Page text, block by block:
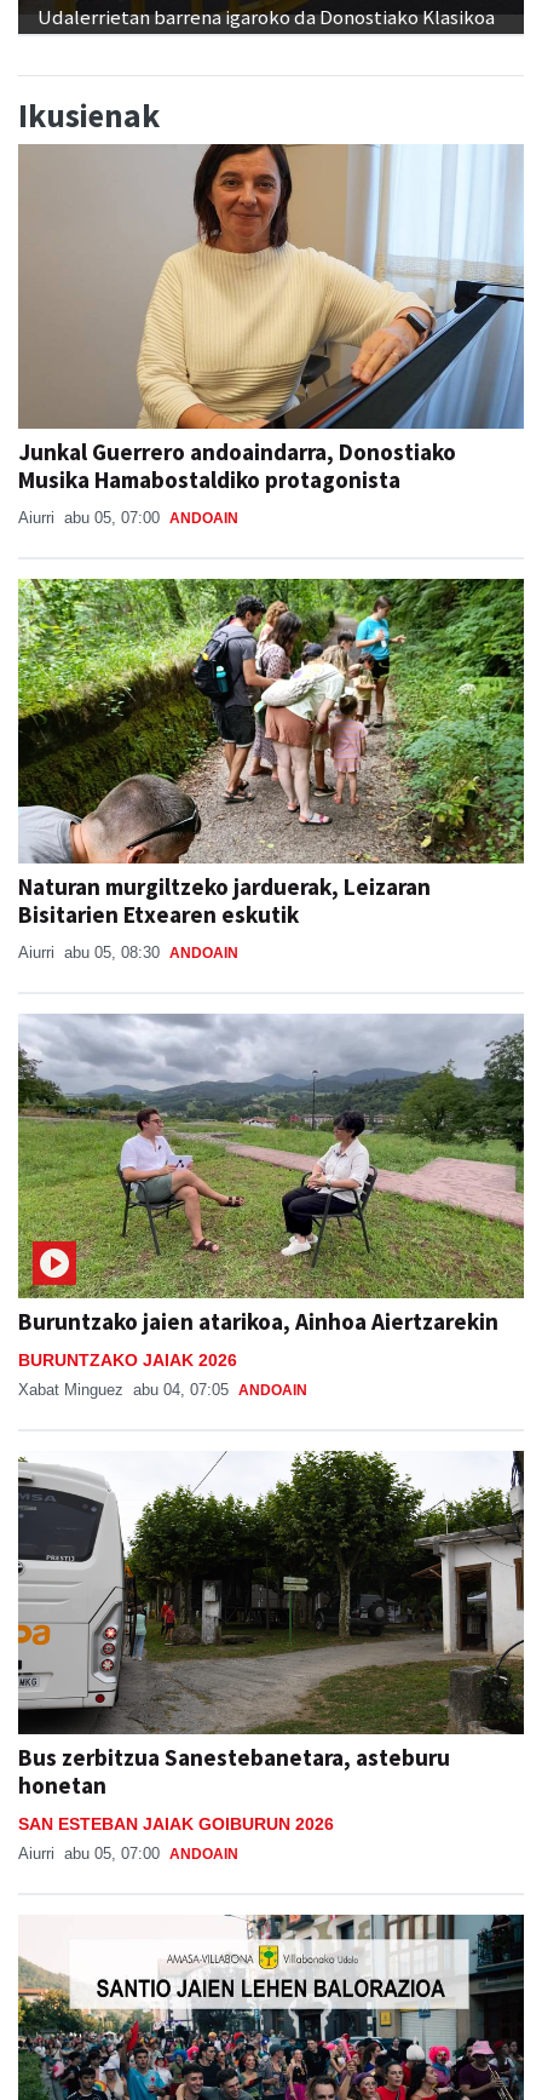
Udalerrietan barrena igaroko da Donostiako Klasikoa
Ikusienak
Junkal Guerrero andoaindarra, Donostiako
Musika Hamabostaldiko protagonista
Aiurri abu 05, 07:00 ANDOAIN
Naturan murgiltzeko jarduerak, Leizaran
Bisitarien Etxearen eskutik
Aiurri abu 05, 08:30 ANDOAIN
Buruntzako jaien atarikoa, Ainhoa Aiertzarekin
BURUNTZAKO JAIAK 2026
Xabat Minguez abu 04, 07:05 ANDOAIN
Bus zerbitzua Sanestebanetara, asteburu
honetan
SAN ESTEBAN JAIAK GOIBURUN 2026
Aiurri abu 05, 07:00 ANDOAIN